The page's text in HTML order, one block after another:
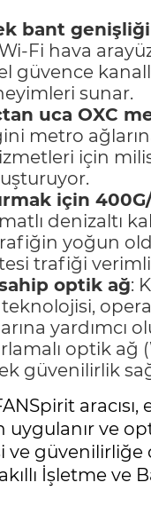
bant
Fi hava
güvence
sunar.
uca OXC
metro
için
için
denizaltı
yoğun
trafiği
optik ağ:
teknolojisi,
yardımcı
optik ağ
güvenilirlik
uygulanır ve
ve güvenilirliğe
İşletme ve